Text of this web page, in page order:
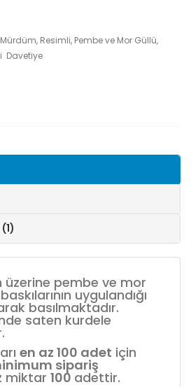
Resimli, Pembe ve Mor Güllü,
Davetiye
(1)
üzerine pembe ve mor
uygulandığı
basılmaktadır.
saten kurdele
en az 100 adet için
sipariş
miktar 100 adettir.